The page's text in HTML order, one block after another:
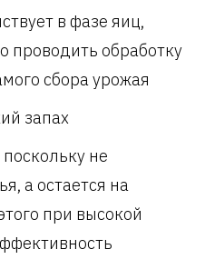
в фазе яиц,
проводить обработку
сбора урожая
запах
не
а остается на
при высокой